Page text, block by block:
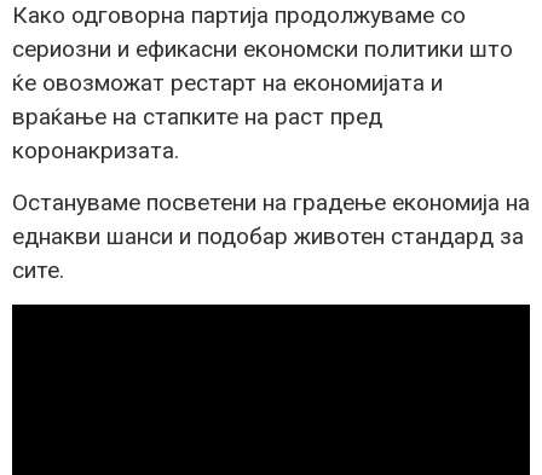
Како одговорна партија продолжуваме со
сериозни и ефикасни економски политики што
ќе овозможат рестарт на економијата и
враќање на стапките на раст пред
коронакризата.
Остануваме посветени на градење економија на
еднакви шанси и подобар животен стандард за
сите.